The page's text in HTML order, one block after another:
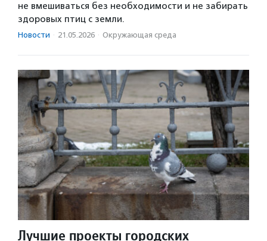
не вмешиваться без необходимости и не забирать
здоровых птиц с земли.
Новости · 21.05.2026 · Окружающая среда
Лучшие проекты городских